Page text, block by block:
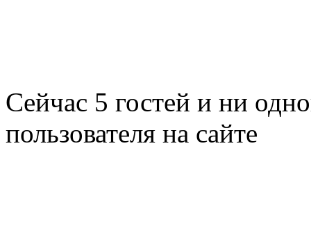
Сейчас 5 гостей и ни
пользователя на сайте